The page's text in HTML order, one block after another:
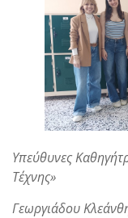
Υπεύθυνες
Τέχνης»
Γεωργιάδου